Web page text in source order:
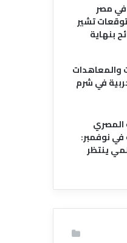
في مصر
والتوقعات تشير
بنهاية
والمعاهدات
في شرم
المصري
في نوفمبر:
ينتظر